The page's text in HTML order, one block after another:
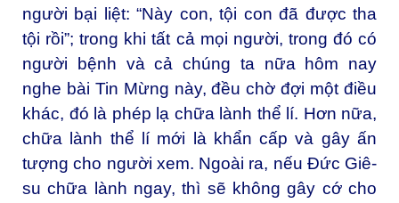
người bại liệt: “Này con, tội con đã được tha
tội rồi”; trong khi tất cả mọi người, trong đó có
người bệnh và cả chúng ta nữa hôm nay
nghe bài Tin Mừng này, đều chờ đợi một điều
khác, đó là phép lạ chữa lành thể lí. Hơn nữa,
chữa lành thể lí mới là khẩn cấp và gây ấn
tượng cho người xem. Ngoài ra, nếu Đức Giê-
su chữa lành ngay, thì sẽ không gây cớ cho